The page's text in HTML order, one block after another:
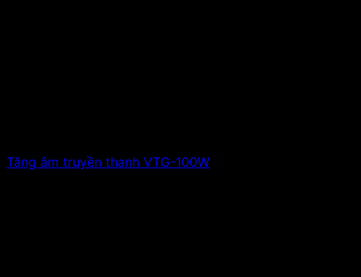
Tăng âm truyền thanh VTG-100W